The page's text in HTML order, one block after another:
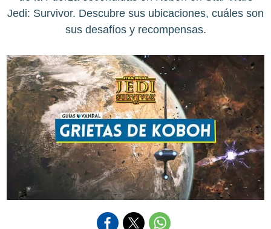
Jedi: Survivor. Descubre sus ubicaciones, cuáles son
sus desafíos y recompensas.